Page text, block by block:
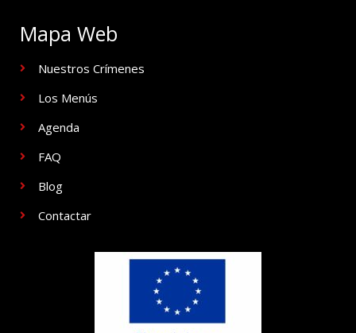
Mapa Web
Nuestros Crímenes
Los Menús
Agenda
FAQ
Blog
Contactar